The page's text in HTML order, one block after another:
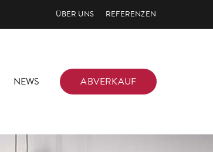
ÜBER UNS REFERENZEN
NEWS ABVERKAUF